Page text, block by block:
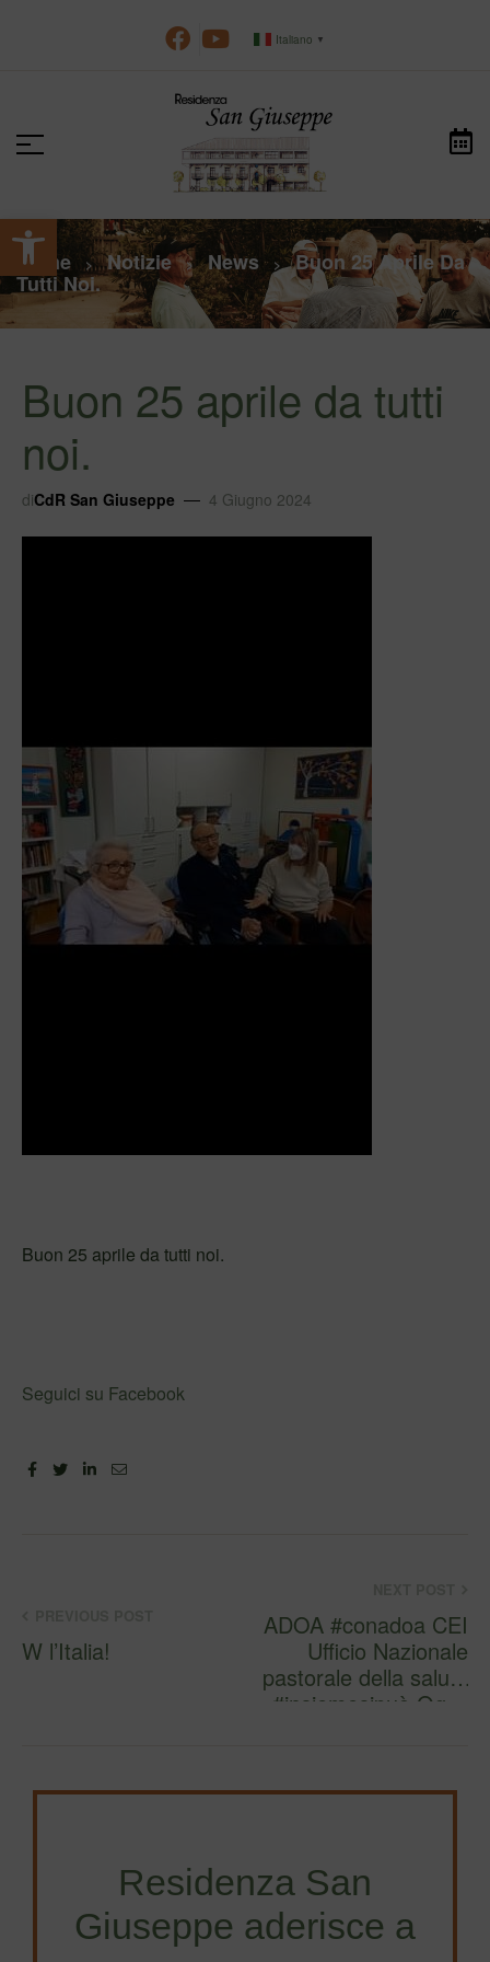
Apri la barra degli strumenti
Italiano ▼
Home > Notizie > News > Buon 25 Aprile Da
Tutti Noi.
Buon 25 aprile da tutti
noi.
diCdR San Giuseppe 4 Giugno 2024
Buon 25 aprile da tutti noi.
Seguici su Facebook
FacebookTwitterLinkedin
Email
W l’Italia!
ADOA #conadoa CEI
Ufficio Nazionale
pastorale della salute
#insiemesipuò Og…
Residenza San
Giuseppe aderisce a